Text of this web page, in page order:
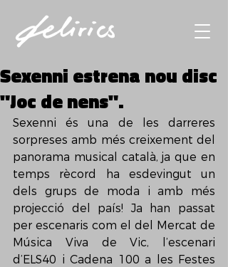
Sexenni estrena nou disc
"Joc de nens".
Sexenni és una de les darreres
sorpreses amb més creixement del
panorama musical català, ja que en
temps rècord ha esdevingut un
dels grups de moda i amb més
projecció del país! Ja han passat
per escenaris com el del Mercat de
Música Viva de Vic, l’escenari
d’ELS40 i Cadena 100 a les Festes